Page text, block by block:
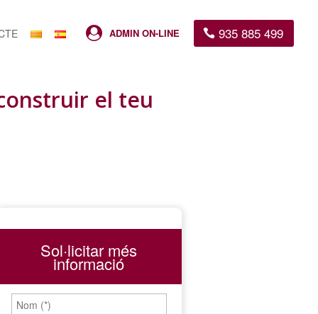
 ADMIN ON-LINE 935 885 499
el teu
Sol·licitar més
informació